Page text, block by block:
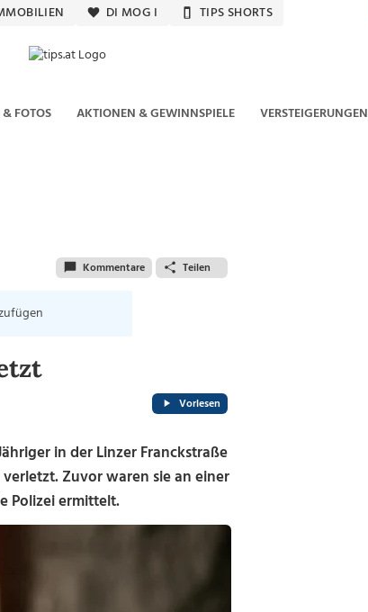
DI MOG I TIPS SHORTS
FOTOS AKTIONEN & GEWINNSPIELE VERSTEIGERUNGEN
Kommentare Teilen
Vorlesen
in der Linzer Franckstraße
Zuvor waren sie an einer
Polizei ermittelt.